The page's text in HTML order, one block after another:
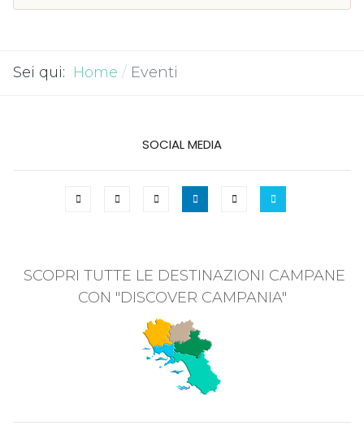
Sei qui: Home Eventi
SOCIAL MEDIA
SCOPRI TUTTE LE DESTINAZIONI CAMPANE
CON "DISCOVER CAMPANIA"